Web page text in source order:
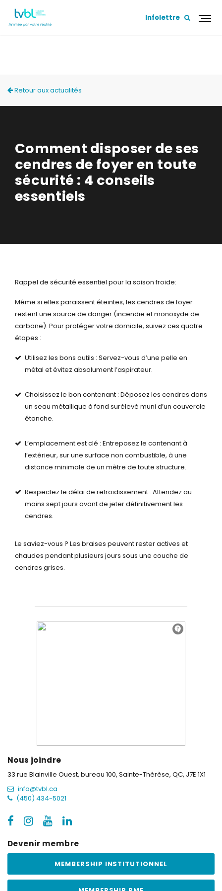
Infolettre
Retour aux actualités
Comment disposer de ses
cendres de foyer en toute
sécurité : 4 conseils
essentiels
Rappel de sécurité essentiel pour la saison froide:
Même si elles paraissent éteintes, les cendres de foyer
restent une source de danger (incendie et monoxyde de
carbone). Pour protéger votre domicile, suivez ces quatre
étapes :
Utilisez les bons outils : Servez-vous d’une pelle en
métal et évitez absolument l’aspirateur.
Choisissez le bon contenant : Déposez les cendres dans
un seau métallique à fond surélevé muni d’un couvercle
étanche.
L’emplacement est clé : Entreposez le contenant à
l’extérieur, sur une surface non combustible, à une
distance minimale de un mètre de toute structure.
Respectez le délai de refroidissement : Attendez au
moins sept jours avant de jeter définitivement les
cendres.
Le saviez-vous ? Les braises peuvent rester actives et
chaudes pendant plusieurs jours sous une couche de
cendres grises.
Nous joindre
33 rue Blainville Ouest, bureau 100, Sainte-Thérèse, QC, J7E 1X1
info@tvbl.ca
(450) 434-5021
Devenir membre
MEMBERSHIP INSTITUTIONNEL